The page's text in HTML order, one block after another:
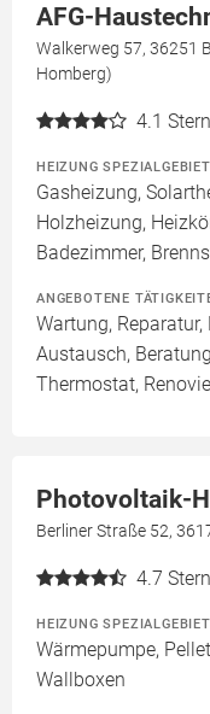
AFG-
Walkerweg 57, 36251
Homberg)
4.1
HEIZUNG
Gasheizung,
Holzheizung,
Badezimmer,
ANGEBOTENE
Wartung,
Austausch,
Thermostat,
Photovoltaik-
Berliner Straße 52,
4.7
HEIZUNG
Wärmepumpe,
Wallboxen